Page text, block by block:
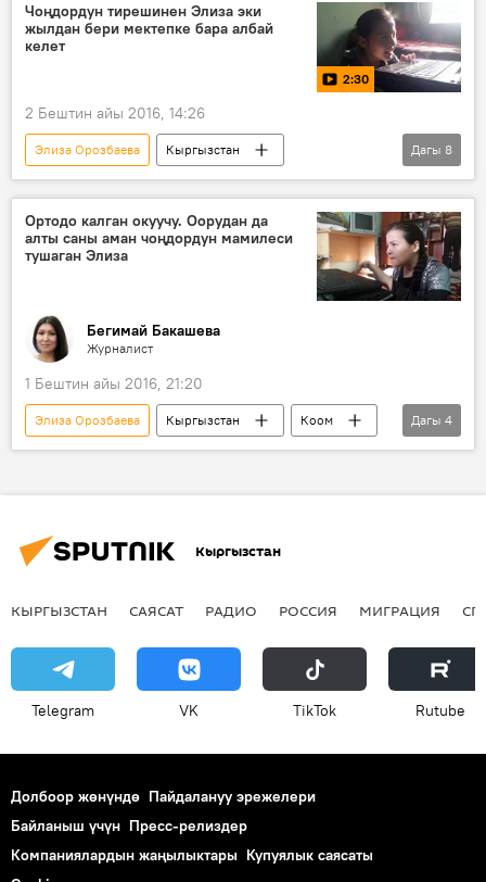
Чоңдордун тирешинен Элиза эки
жылдан бери мектепке бара албай
келет
2:30
2 Бештин айы 2016, 14:26
Элиза Орозбаева
Кыргызстан
Мультимедиа
Коом
Видео
мектеп
окуу
пикир
Дагы 8
Ортодо калган окуучу. Оорудан да
алты саны аман чоңдордун мамилеси
тушаган Элиза
Бегимай Бакашева
Журналист
1 Бештин айы 2016, 21:20
Элиза Орозбаева Кыргызстан
Коом
Жаңылыктар
мектеп
майып
Дагы 4
Кыргызстан
КЫРГЫЗСТАН САЯСАТ РАДИО РОССИЯ МИГРАЦИЯ
Telegram VK ТikТоk Rutube
Долбоор жөнүндө Пайдалануу эрежелери
Байланыш үчүн Пресс-релиздер
Компаниялардын жаңылыктары Купуялык саясаты